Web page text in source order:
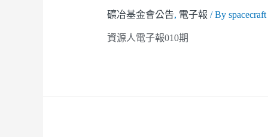
礦冶基金會公告, 電子報 / By spacecraft
資源人電子報010期